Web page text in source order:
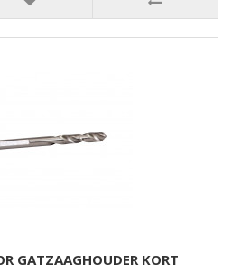
GATZAAGHOUDER KORT